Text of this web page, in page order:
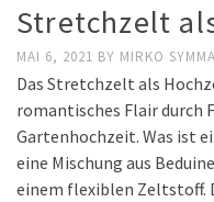
Stretchzelt
MAI 6, 2021 BY MIRKO
Das Stretchzelt als
romantisches Flair durch
Gartenhochzeit. Was ist
eine Mischung aus
einem flexiblen Zeltstoff.